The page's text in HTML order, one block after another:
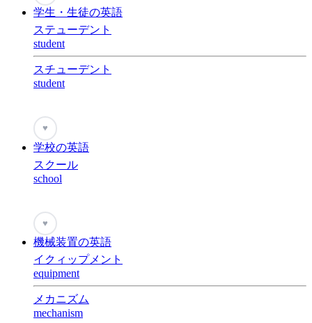
学生・生徒の英語
ステューデント
student
スチューデント
student
♥
学校の英語
スクール
school
♥
機械装置の英語
イクィップメント
equipment
メカニズム
mechanism